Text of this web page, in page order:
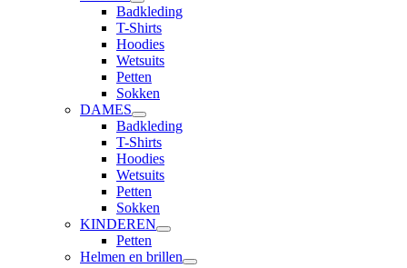
Badkleding
T-Shirts
Hoodies
Wetsuits
Petten
Sokken
DAMES
Badkleding
T-Shirts
Hoodies
Wetsuits
Petten
Sokken
KINDEREN
Petten
Helmen en brillen